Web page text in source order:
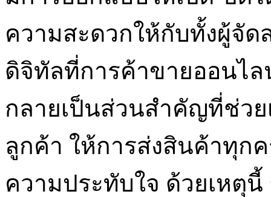
ความสะดวกให้กับทั้งผู้จั
ดิจิทัลที่การค้าขายออนไล
กลายเป็นส่วนสำคัญที่ช่วย
ลูกค้า ให้การส่งสินค้าทุก
ความประทับใจ ด้วยเหตุ